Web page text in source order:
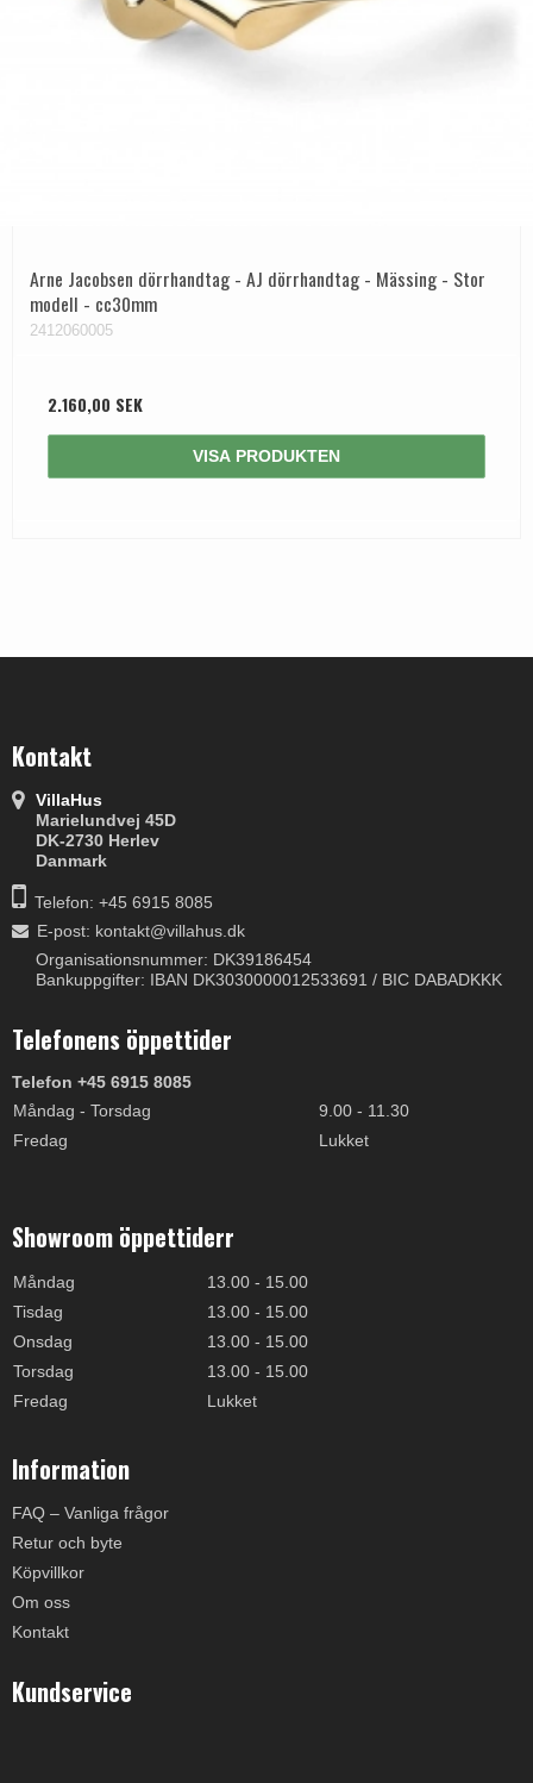
Arne Jacobsen dörrhandtag - AJ dörrhandtag - Mässing - Stor
modell - cc30mm
2412060005
2.160,00 SEK
VISA PRODUKTEN
Kontakt
VillaHus
Marielundvej 45D
DK-2730 Herlev
Danmark
Telefon: +45 6915 8085
E-post: kontakt@villahus.dk
Organisationsnummer: DK39186454
Bankuppgifter: IBAN DK3030000012533691 / BIC DABADKKK
Telefonens öppettider
Telefon +45 6915 8085
Måndag - Torsdag
9.00 - 11.30
Fredag
Lukket
Showroom öppettiderr
Måndag
13.00 - 15.00
Tisdag
13.00 - 15.00
Onsdag
13.00 - 15.00
Torsdag
13.00 - 15.00
Fredag
Lukket
Information
FAQ – Vanliga frågor
Retur och byte
Köpvillkor
Om oss
Kontakt
Kundservice